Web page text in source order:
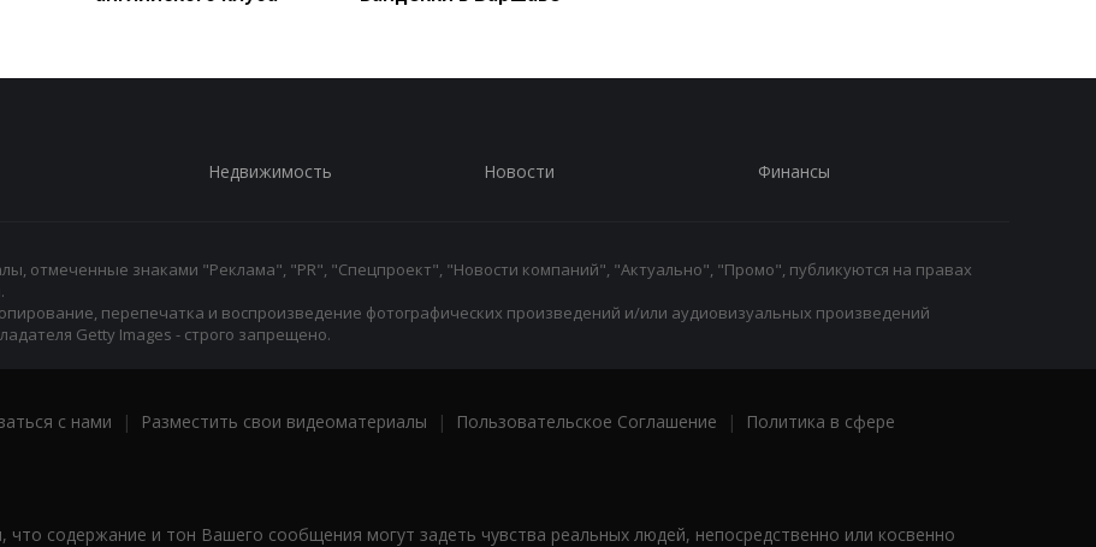
Недвижимость Новости Финансы
отмеченные знаками "Реклама", "PR", "Спецпроект", "Новости компаний", "Актуально", "Промо", публикуются на правах
перепечатка и воспроизведение фотографических произведений и/или аудиовизуальных произведений
Getty Images - строго запрещено.
с нами | Разместить свои видеоматериалы | Пользовательское Соглашение |
Политика в сфере
содержание и тон Вашего сообщения могут задеть чувства реальных людей, непосредственно или косвенно